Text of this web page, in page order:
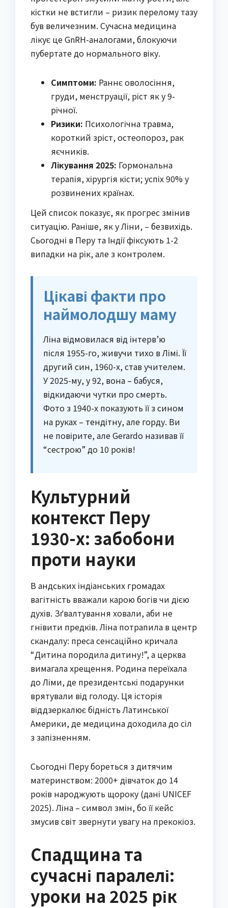
кістки не встигли – ризик перелому тазу
був величезним. Сучасна медицина
лікує це GnRH-аналогами, блокуючи
пубертате до нормального віку.
Симптоми: Раннє оволосіння,
груди, менструації, ріст як у 9-
річної.
Ризики: Психологічна травма,
короткий зріст, остеопороз, рак
яєчників.
Лікування 2025: Гормональна
терапія, хірургія кісти; успіх 90% у
розвинених країнах.
Цей список показує, як прогрес змінив
ситуацію. Раніше, як у Ліни, – безвихідь.
Сьогодні в Перу та Індії фіксують 1-2
випадки на рік, але з контролем.
Цікаві факти про
наймолодшу маму
Ліна відмовилася від інтерв’ю
після 1955-го, живучи тихо в Лімі. Її
другий син, 1960-х, став учителем.
У 2025-му, у 92, вона – бабуся,
відкидаючи чутки про смерть.
Фото з 1940-х показують її з сином
на руках – тендітну, але горду. Ви
не повірите, але Gerardo називав її
“сестрою” до 10 років!
Культурний
контекст Перу
1930-х: забобони
проти науки
В андських індіанських громадах
вагітність вважали карою богів чи дією
духів. Зґвалтування ховали, аби не
гнівити предків. Ліна потрапила в центр
скандалу: преса сенсаційно кричала
“Дитина породила дитину!”, а церква
вимагала хрещення. Родина переїхала
до Ліми, де президентські подарунки
врятували від голоду. Ця історія
віддзеркалює бідність Латинської
Америки, де медицина доходила до сіл
з запізненням.
Сьогодні Перу бореться з дитячим
материнством: 2000+ дівчаток до 14
років народжують щороку (дані UNICEF
2025). Ліна – символ змін, бо її кейс
змусив світ звернути увагу на прекокіоз.
Спадщина та
сучасні паралелі:
уроки на 2025 рік